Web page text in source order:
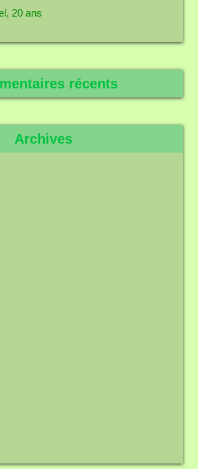
20 ans
récents
Archives